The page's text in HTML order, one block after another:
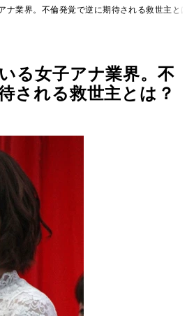
ナ業界。不倫発覚で逆に期待される救世主と
る女子アナ業界。不
される救世主とは？